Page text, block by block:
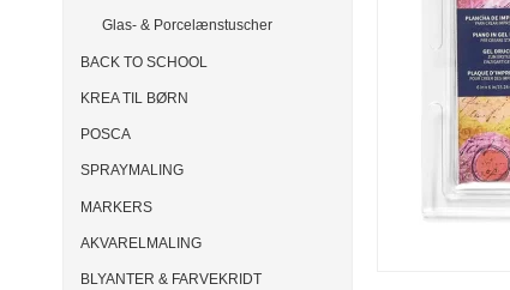
Glas- & Porcelænstuscher
BACK TO SCHOOL
KREA TIL BØRN
POSCA
SPRAYMALING
MARKERS
AKVARELMALING
BLYANTER & FARVEKRIDT